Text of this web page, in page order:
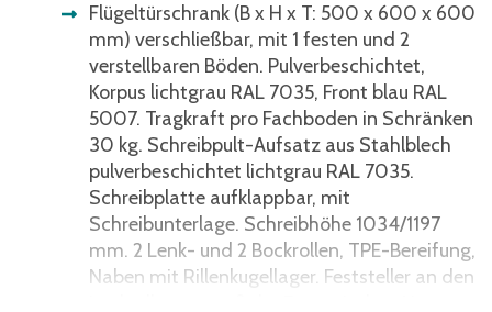
Flügeltürschrank (B x H x T: 500 x 600 x 600
mm) verschließbar, mit 1 festen und 2
verstellbaren Böden. Pulverbeschichtet,
Korpus lichtgrau RAL 7035, Front blau RAL
5007. Tragkraft pro Fachboden in Schränken
30 kg. Schreibpult-Aufsatz aus Stahlblech
pulverbeschichtet lichtgrau RAL 7035.
Schreibplatte aufklappbar, mit
Schreibunterlage. Schreibhöhe 1034/1197
mm. 2 Lenk- und 2 Bockrollen, TPE-Bereifung,
Naben mit Rillenkugellager. Feststeller an den